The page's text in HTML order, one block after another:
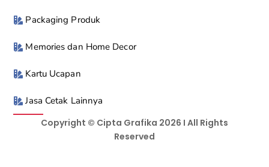
Packaging Produk
Memories dan Home Decor
Kartu Ucapan
Jasa Cetak Lainnya
Copyright © Cipta Grafika 2026 I All Rights
Reserved